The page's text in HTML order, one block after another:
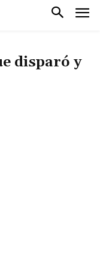
disparó y